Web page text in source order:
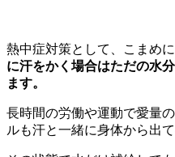
熱中症対策として、こまめ
に汗をかく場合はただの水
ます。
長時間の労働や運動で愛量
ルも汗と一緒に身体から出